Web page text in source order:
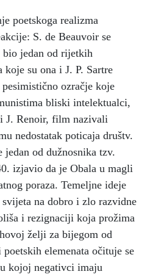
poetskoga realizma
S. de Beauvoir se
bio jedan od rijetkih
su ona i J. P. Sartre
ozračje koje
bliski intelektualci,
J. Renoir, film nazivali
nedostatak poticaja društv.
od dužnosnika tzv.
izjavio da je Obala u magli
poraza. Temeljne ideje
na dobro i zlo razvidne
i rezignaciji koja prožima
želji za bijegom od
elemenata očituje se
kojoj negativci imaju